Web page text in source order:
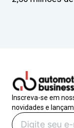
Inscreva-se em
novidades e